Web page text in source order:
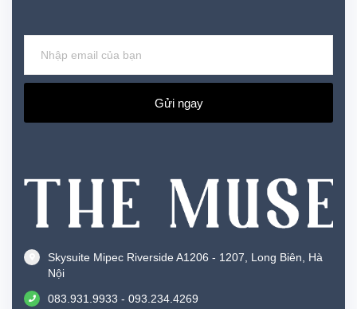
Gửi ngay
Skysuite Mipec Riverside A1206 - 1207, Long Biên, Hà
Nội
083.931.9933 - 093.234.4269